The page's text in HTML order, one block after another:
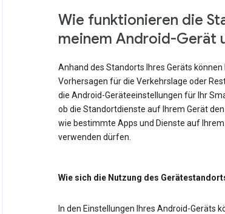
Wie funktionieren die
meinem Android-Gerät
Anhand des Standorts Ihres Geräts
Vorhersagen für die Verkehrslage oder
die Android-Geräteeinstellungen für Ihr
ob die Standortdienste auf Ihrem Gerät
wie bestimmte Apps und Dienste auf
verwenden dürfen.
Wie sich die Nutzung des
In den Einstellungen Ihres Android-Geräts